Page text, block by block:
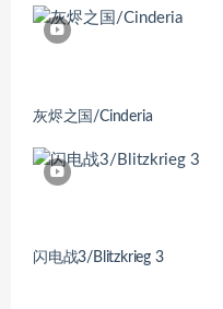
灰烬之国/Cinderia
闪电战3/Blitzkrieg 3